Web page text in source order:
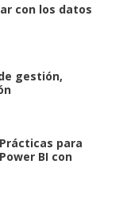
con los datos
gestión,
para
BI con